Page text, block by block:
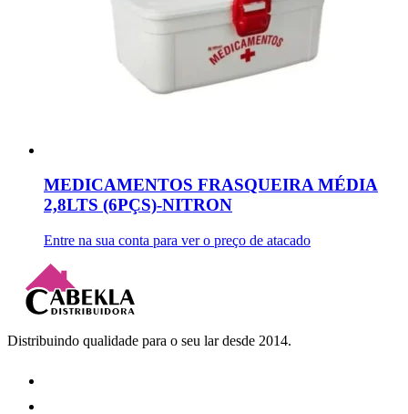
MEDICAMENTOS FRASQUEIRA MÉDIA
2,8LTS (6PÇS)-NITRON
Entre na sua conta para ver o preço de atacado
Distribuindo qualidade para o seu lar desde 2014.